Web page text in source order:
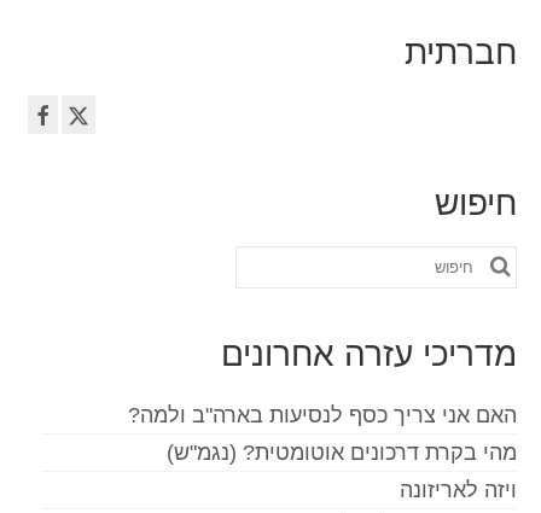
חברתית
חיפוש
חפש
מדריכי עזרה אחרונים
האם אני צריך כסף לנסיעות בארה"ב ולמה?
מהי בקרת דרכונים אוטומטית? (נגמ"ש)
ויזה לאריזונה